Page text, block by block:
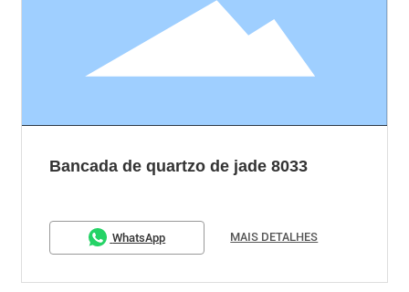
Bancada de quartzo de jade 8033
WhatsApp MAIS DETALHES